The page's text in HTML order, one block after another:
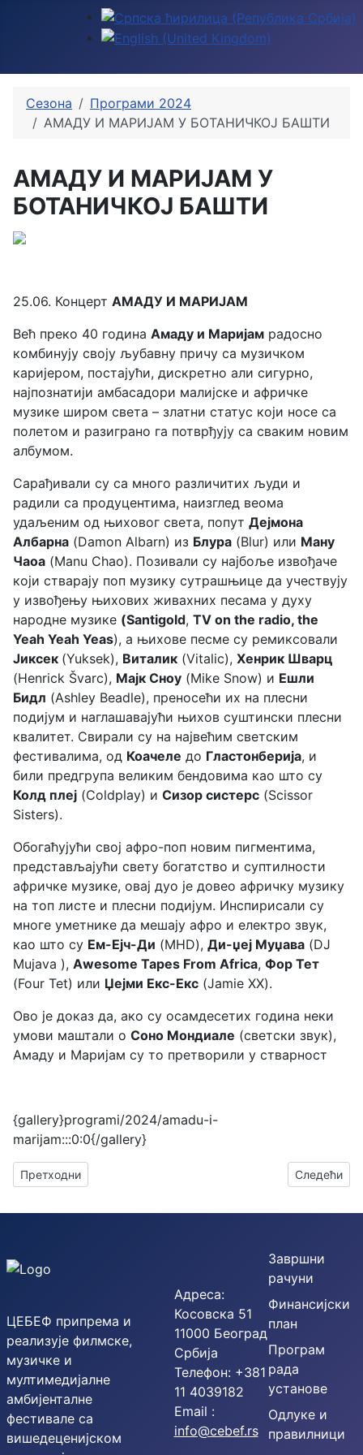
Изаберите ваш језик
Сезона
Програми 2024
АМАДУ И МАРИЈАМ У БОТАНИЧКОЈ БАШТИ
АМАДУ И МАРИЈАМ У
БОТАНИЧКОЈ БАШТИ
25.06. Концерт АМАДУ И МАРИЈАМ
Већ преко 40 година Амаду и Маријам радосно
комбинују своју љубавну причу са музичком
каријером, постајући, дискретно али сигурно,
најпознатији амбасадори малијске и афричке
музике широм света – златни статус који носе са
полетом и разиграно га потврђују са сваким новим
албумом.
Сарађивали су са много различитих људи и
радили са продуцентима, наизглед веома
удаљеним од њиховог света, попут Дејмона
Албарна (Damon Albarn) из Блура (Blur) или Ману
Чаоа (Manu Chao). Позивали су најбоље извођаче
који стварају поп музику сутрашњице да учествују
у извођењу њихових живахних песама у духу
народне музике (Santigold, TV on the radio, the
Yeah Yeah Yeas), а њихове песме су ремиксовали
Јиксек (Yuksek), Виталик (Vitalic), Хенрик Шварц
(Henrick Švarc), Мајк Сноу (Mike Snow) и Ешли
Бидл (Ashley Beadle), преносећи их на плесни
подијум и наглашавајући њихов суштински плесни
квалитет. Свирали су на највећим светским
фестивалима, од Коачеле до Гластонберија, и
били предгрупа великим бендовима као што су
Колд плеј (Coldplay) и Сизор систерс (Scissor
Sisters).
Обогаћујући свој афро-поп новим пигментима,
представљајући свету богатство и суптилности
афричке музике, овај дуо је довео афричку музику
на топ листе и плесни подијум. Инспирисали су
многе уметнике да мешају афро и електро звук,
као што су Ем-Ејч-Ди (MHD), Ди-џеј Муџава (DJ
Mujava ), Аwеsome Tapes From Africa, Фор Тет
(Four Tet) или Џејми Екс-Екс (Jamie XX).
Ово је доказ да, ако су осамдесетих година неки
умови маштали о Соно Мондиале (светски звук),
Амаду и Маријам су то претворили у стварност
{gallery}programi/2024/amadu-i-
marijam:::0:0{/gallery}
Претходни чланак: САНАНДА МАИТРЕЈА 26. јуна у
Претходни Следећи
Следећи
ЦЕБЕФ припрема и
реализује филмске,
музичке и
мултимедијалне
амбијенталне
фестивале са
вишедеценијском
Адреса:
Косовска 51
11000 Београд
Србија
Телефон: +381
11 4039182
Email :
info@cebef.rs
Завршни
рачуни
Финансијски
план
Програм
рада
установе
Одлуке и
правилници